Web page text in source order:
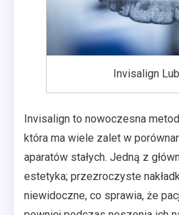
Invisalign
Invisalign to nowoczesna
która ma wiele zalet w
aparatów stałych. Jedną z
estetyka; przezroczyste
niewidoczne, co sprawia, że